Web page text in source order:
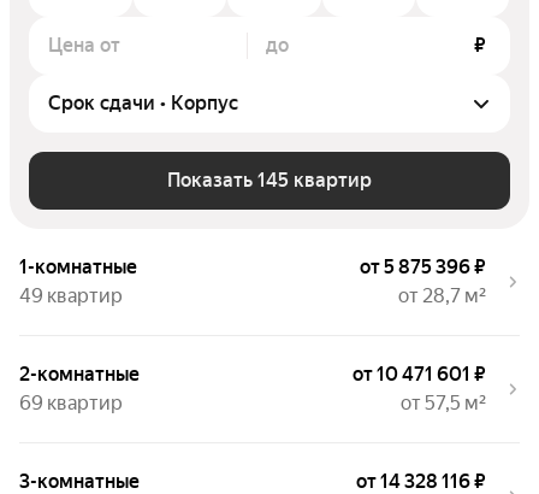
Цена от до ₽
Показать 145 квартир
1-комнатные
от 5 875 396 ₽
49 квартир
от 28,7 м²
2-комнатные
от 10 471 601 ₽
69 квартир
от 57,5 м²
3-комнатные
от 14 328 116 ₽